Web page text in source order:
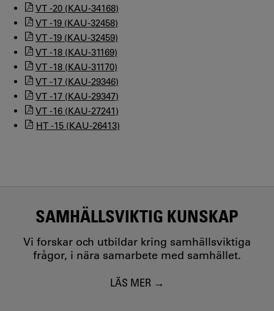
VT -20 (KAU-34168)
VT -19 (KAU-32458)
VT -19 (KAU-32459)
VT -18 (KAU-31169)
VT -18 (KAU-31170)
VT -17 (KAU-29346)
VT -17 (KAU-29347)
VT -16 (KAU-27241)
HT -15 (KAU-26413)
SAMHÄLLSVIKTIG KUNSKAP
Vi forskar och utbildar kring samhällsviktiga
frågor, i nära samarbete med samhället.
LÄS MER